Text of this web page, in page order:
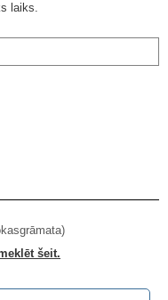
laiks.
šeit.